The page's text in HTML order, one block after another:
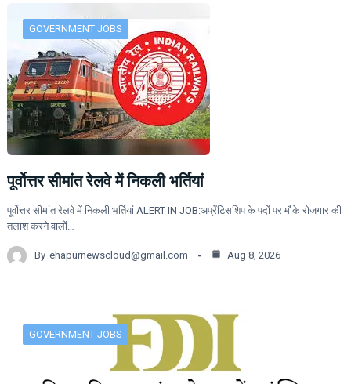
GOVERNMENT JOBS
पूर्वोत्तर सीमांत रेलवे में निकली भर्तियां
पूर्वोत्तर सीमांत रेलवे में निकली भर्तियां ALERT IN JOB:अप्रेंटिसशिप के पदों पर मौके रोजगार की
तलाश करने वालों…
By ehapurnewscloud@gmail.com Aug 8, 2026
GOVERNMENT JOBS